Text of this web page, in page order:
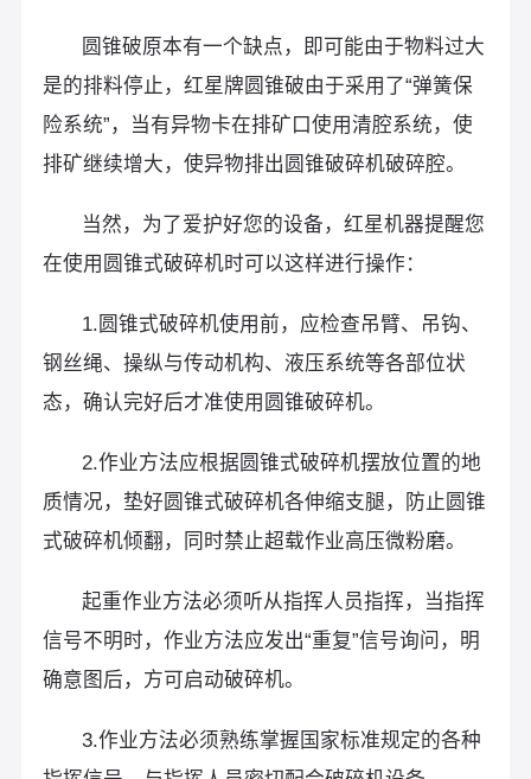
圆锥破原本有一个缺点，即可能由于物料过大
是的排料停止，红星牌圆锥破由于采用了“弹簧保
险系统”，当有异物卡在排矿口使用清腔系统，使
排矿继续增大，使异物排出圆锥破碎机破碎腔。
当然，为了爱护好您的设备，红星机器提醒您
在使用圆锥式破碎机时可以这样进行操作：
1.圆锥式破碎机使用前，应检查吊臂、吊钩、
钢丝绳、操纵与传动机构、液压系统等各部位状
态，确认完好后才准使用圆锥破碎机。
2.作业方法应根据圆锥式破碎机摆放位置的地
质情况，垫好圆锥式破碎机各伸缩支腿，防止圆锥
式破碎机倾翻，同时禁止超载作业高压微粉磨。
起重作业方法必须听从指挥人员指挥，当指挥
信号不明时，作业方法应发出“重复”信号询问，明
确意图后，方可启动破碎机。
3.作业方法必须熟练掌握国家标准规定的各种